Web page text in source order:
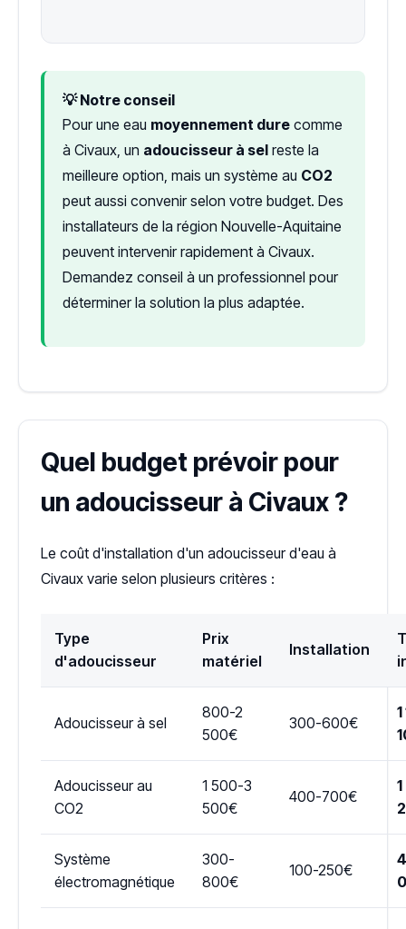
💡 Notre conseil
Pour une eau moyennement dure comme
à Civaux, un adoucisseur à sel reste la
meilleure option, mais un système au CO2
peut aussi convenir selon votre budget. Des
installateurs de la région Nouvelle-Aquitaine
peuvent intervenir rapidement à Civaux.
Demandez conseil à un professionnel pour
déterminer la solution la plus adaptée.
Quel budget prévoir pour
un adoucisseur à Civaux ?
Le coût d'installation d'un adoucisseur d'eau à
Civaux varie selon plusieurs critères :
Type
d'adoucisseur
Prix
matériel
Installation
Adoucisseur à sel
800-2
500€
300-600€
Adoucisseur au
CO2
1 500-3
500€
400-700€
Système
électromagnétique
300-
800€
100-250€